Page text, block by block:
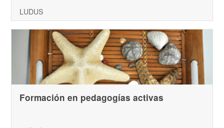
LUDUS
Formación en pedagogías activas